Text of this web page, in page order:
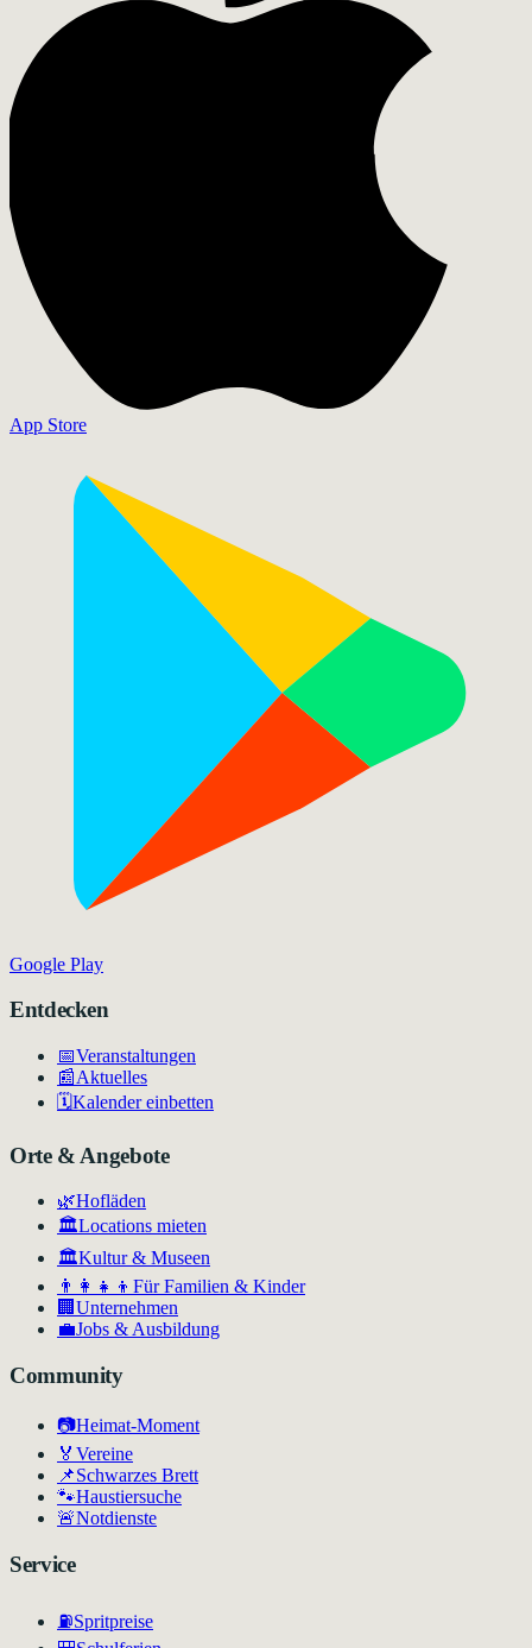
App Store
Google Play
Entdecken
📅Veranstaltungen
📰Aktuelles
🗓️Kalender einbetten
Orte & Angebote
🌿Hofläden
🏛️Locations mieten
🏛Kultur & Museen
👨‍👩‍👧‍👦 Für Familien & Kinder
🏢 Unternehmen
💼Jobs & Ausbildung
Community
📷Heimat-Moment
🏅 Vereine
📌Schwarzes Brett
🐾Haustiersuche
🚨Notdienste
Service
⛽Spritpreise